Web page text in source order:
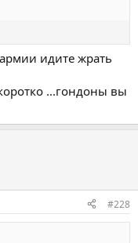
идите жрать
...гондоны вы
#228